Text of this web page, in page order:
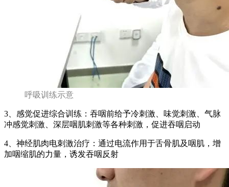
呼吸训练示意
3、感觉促进综合训练：吞咽前给予冷刺激、味觉刺激、气脉
冲感觉刺激、深层咽肌刺激等各种刺激，促进吞咽启动
4、神经肌肉电刺激治疗：通过电流作用于舌骨肌及咽肌，增
加咽缩肌的力量，诱发吞咽反射